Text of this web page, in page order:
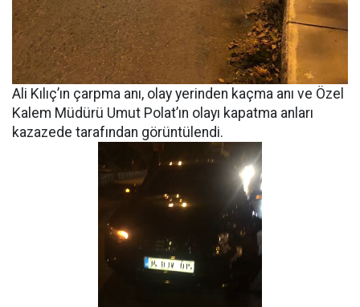
Ali Kılıç’ın çarpma anı, olay yerinden kaçma anı ve Özel
Kalem Müdürü Umut Polat’ın olayı kapatma anları
kazazede tarafından görüntülendi.